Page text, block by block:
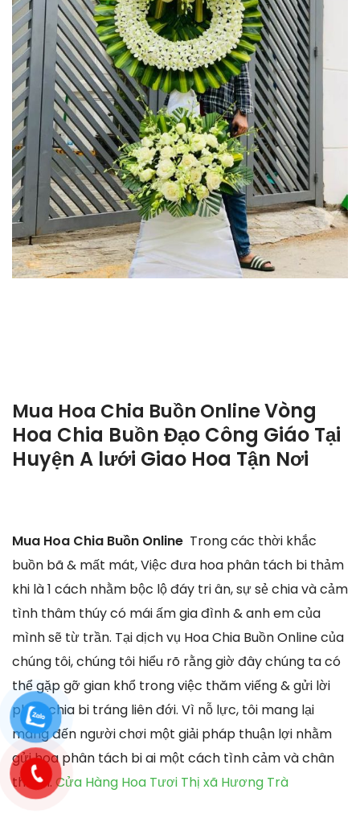
Mua Hoa Chia Buồn OnlineVòng
Hoa Chia Buồn Đạo Công Giáo Tại
Huyện A lưới Giao Hoa Tận Nơi
Mua Hoa Chia Buồn Online Trong các thời khắc
buồn bã & mất mát, Việc đưa hoa phân tách bi thảm
khi là 1 cách nhằm bộc lộ đáy tri ân, sự sẻ chia và cảm
tình thâm thúy có mái ấm gia đình & anh em của
mình sẽ từ trần. Tại dịch vụ Hoa Chia Buồn Online của
chúng tôi, chúng tôi hiểu rõ rằng giờ đây chúng ta có
thể gặp gỡ gian khổ trong việc thăm viếng & gửi lời
phân chia bi tráng liên đới. Vì nỗ lực, tôi mang lại
mang đến người chơi một giải pháp thuận lợi nhằm
gửi hoa phân tách bi ai một cách tình cảm và chân
thành. Cửa Hàng Hoa Tươi Thị xã Hương Trà